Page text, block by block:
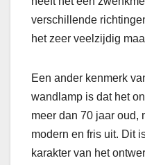
verschillende
het zeer veelzijdig
Een ander kenmerk
wandlamp is dat het
meer dan 70 jaar oud,
modern en fris uit. Dit
karakter van het